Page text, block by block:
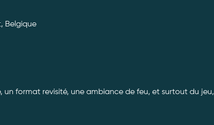
Belgique
format revisité, une ambiance de feu, et surtout du jeu,